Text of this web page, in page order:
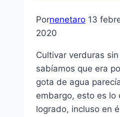
Pornenetaro 13
2020
Cultivar verduras
sabíamos que era
gota de agua
embargo, esto es lo
logrado, incluso en